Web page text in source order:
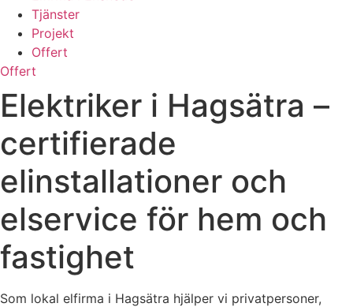
Tjänster
Projekt
Offert
Offert
Elektriker i Hagsätra –
certifierade
elinstallationer och
elservice för hem och
fastighet
Som lokal elfirma i Hagsätra hjälper vi privatpersoner,